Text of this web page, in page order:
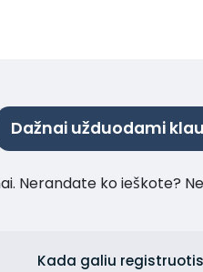
Dažnai užduodami
Nerandate ko ieškote?
Kada galiu registruotis